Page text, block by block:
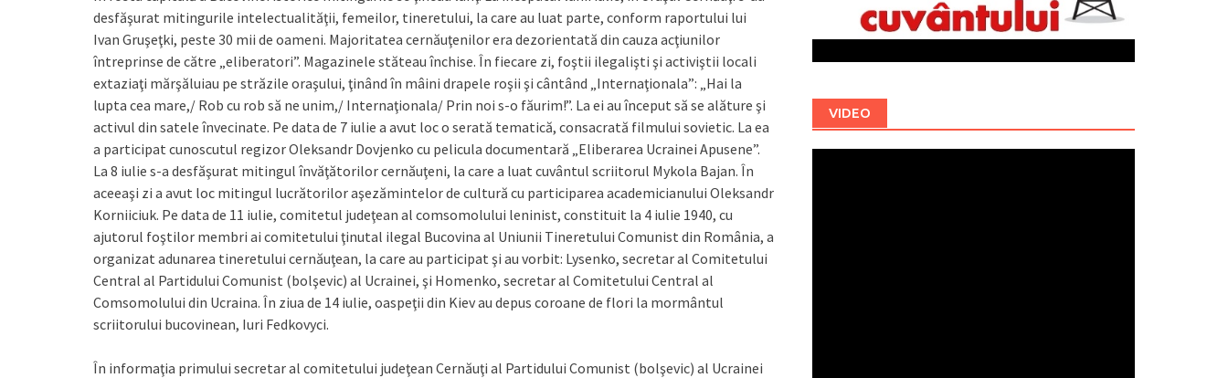
desfăşurat mitingurile intelectualităţii, femeilor, tineretului, la care au luat parte, conform raportului lui
Ivan Gruşeţki, peste 30 mii de oameni. Majoritatea cernăuţenilor era dezorientată din cauza acţiunilor
întreprinse de către „eliberatori”. Magazinele stăteau închise. În fiecare zi, foştii ilegalişti şi activiştii locali
extaziaţi mărşăluiau pe străzile oraşului, ţinând în mâini drapele roşii şi cântând „Internaţionala”: „Hai la
lupta cea mare,/ Rob cu rob să ne unim,/ Internaţionala/ Prin noi s-o făurim!”. La ei au început să se alăture şi
activul din satele învecinate. Pe data de 7 iulie a avut loc o serată tematică, consacrată filmului sovietic. La ea
a participat cunoscutul regizor Oleksandr Dovjenko cu pelicula documentară „Eliberarea Ucrainei Apusene”.
La 8 iulie s-a desfăşurat mitingul învăţătorilor cernăuţeni, la care a luat cuvântul scriitorul Mykola Bajan. În
aceeaşi zi a avut loc mitingul lucrătorilor aşezămintelor de cultură cu participarea academicianului Oleksandr
Korniiciuk. Pe data de 11 iulie, comitetul judeţean al comsomolului leninist, constituit la 4 iulie 1940, cu
ajutorul foştilor membri ai comitetului ţinutal ilegal Bucovina al Uniunii Tineretului Comunist din România, a
organizat adunarea tineretului cernăuţean, la care au participat şi au vorbit: Lysenko, secretar al Comitetului
Central al Partidului Comunist (bolşevic) al Ucrainei, şi Homenko, secretar al Comitetului Central al
Comsomolului din Ucraina. În ziua de 14 iulie, oaspeţii din Kiev au depus coroane de flori la mormântul
scriitorului bucovinean, Iuri Fedkovyci.
În informaţia primului secretar al comitetului judeţean Cernăuţi al Partidului Comunist (bolşevic) al Ucrainei
VIDEO